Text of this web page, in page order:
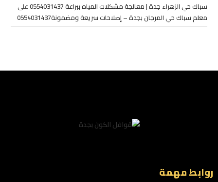
سباك حي الزهراء جدة | معالجة مشكلات المياه ببراعة 0554031437
على
معلم سباك حي المرجان بجدة – إصلاحات سريعة ومضمونة0554031437
روابط مهمة